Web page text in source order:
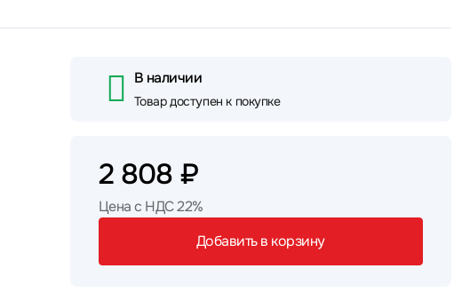
В наличии
Товар доступен к покупке
2 808 ₽
Цена с НДС 22%
Добавить в корзину